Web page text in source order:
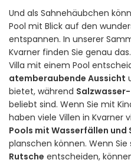
Und als Sahnehäubchen
Pool mit Blick auf den
entspannen. In unserer
Kvarner finden Sie genau
Villa mit einem Pool
atemberaubende Aussicht
bietet, während
beliebt sind. Wenn Sie mit
haben viele Villen in Kvarner
Pools mit Wasserfällen und
planschen können. Wenn
Rutsche entscheiden,